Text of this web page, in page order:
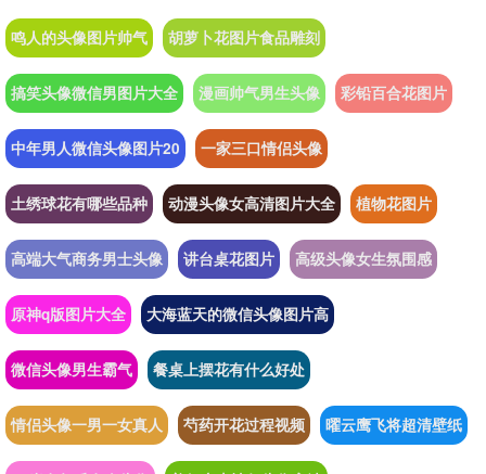
鸣人的头像图片帅气 胡萝卜花图片食品雕刻
搞笑头像微信男图片大全 漫画帅气男生头像 彩铅百合花图片
中年男人微信头像图片20 一家三口情侣头像
土绣球花有哪些品种 动漫头像女高清图片大全 植物花图片
高端大气商务男士头像 讲台桌花图片 高级头像女生氛围感
原神q版图片大全 大海蓝天的微信头像图片高
微信头像男生霸气 餐桌上摆花有什么好处
情侣头像一男一女真人 芍药开花过程视频 曜云鹰飞将超清壁纸